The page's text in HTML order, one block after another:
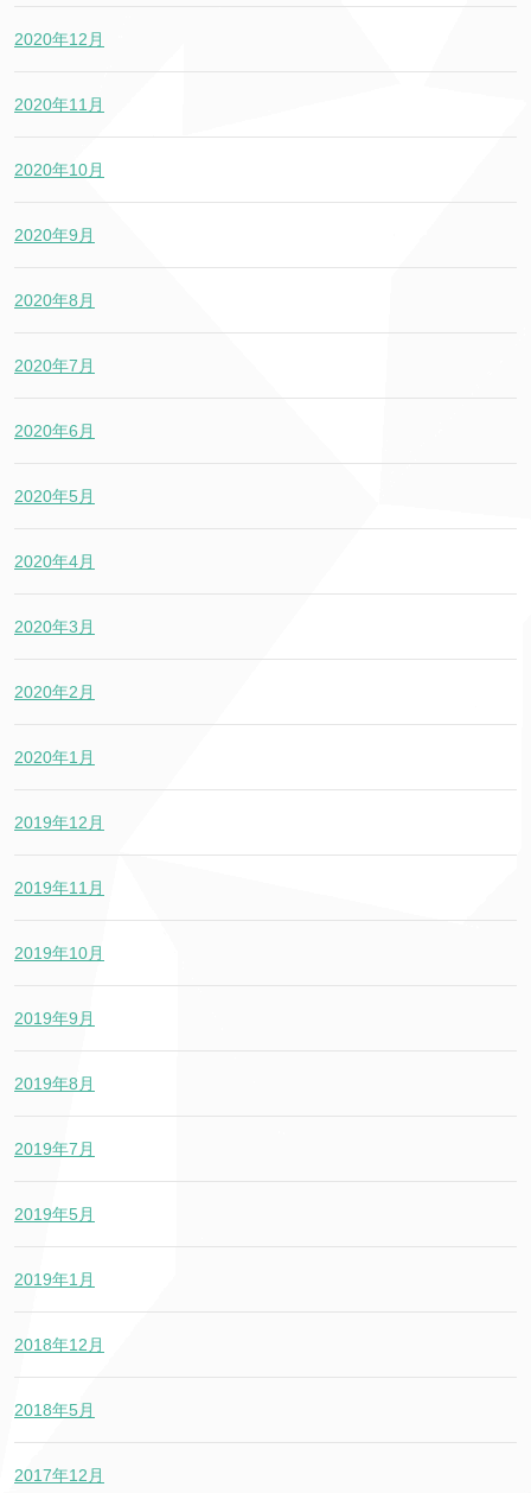
2020年12月
2020年11月
2020年10月
2020年9月
2020年8月
2020年7月
2020年6月
2020年5月
2020年4月
2020年3月
2020年2月
2020年1月
2019年12月
2019年11月
2019年10月
2019年9月
2019年8月
2019年7月
2019年5月
2019年1月
2018年12月
2018年5月
2017年12月